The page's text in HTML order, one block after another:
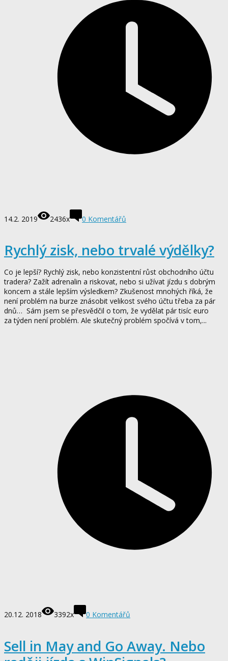
14.2. 2019 2436x 0 Komentářů
Rychlý zisk, nebo trvalé výdělky?
Co je lepší? Rychlý zisk, nebo konzistentní růst obchodního účtu
tradera? Zažít adrenalin a riskovat, nebo si užívat jízdu s dobrým
koncem a stále lepším výsledkem? Zkušenost mnohých říká, že
není problém na burze znásobit velikost svého účtu třeba za pár
dnů… Sám jsem se přesvědčil o tom, že vydělat pár tisíc euro
za týden není problém. Ale skutečný problém spočívá v tom,...
20.12. 2018 3392x 0 Komentářů
Sell in May and Go Away. Nebo